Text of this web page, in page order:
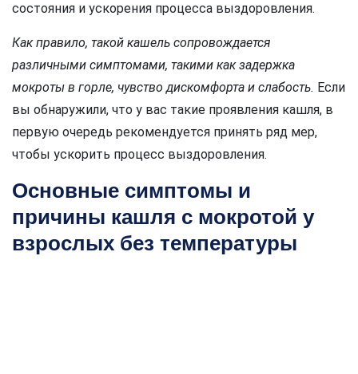
состояния и ускорения процесса выздоровления.
Как правило, такой кашель сопровождается
различными симптомами, такими как задержка
мокроты в горле, чувство дискомфорта и слабость. Если
вы обнаружили, что у вас такие проявления кашля, в
первую очередь рекомендуется принять ряд мер,
чтобы ускорить процесс выздоровления.
Основные симптомы и
причины кашля с мокротой у
взрослых без температуры